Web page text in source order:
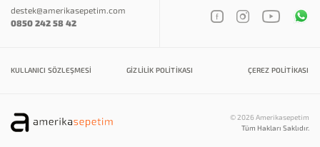
destek@amerikasepetim.com
0850 242 58 42
KULLANICI SÖZLEŞMESI GIZLILIK POLITIKASI ÇEREZ POLITIKASI
© 2026 Amerikasepetim
Tüm Hakları Saklıdır.